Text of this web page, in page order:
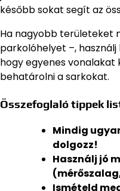
később sokat segít az
Ha nagyobb területeket
parkolóhelyet –,
hogy egyenes
behatárolni a sarkokat.
Összefoglaló tippek
Mindig
dolgozz!
Használj jó
Ismételd